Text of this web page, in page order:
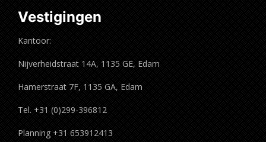
Vestigingen
Kantoor:
Nijverheidstraat 14A, 1135 GE, Edam
Hamerstraat 7F, 1135 GA, Edam
Tel. +31 (0)299-396812
Planning +31 653912413